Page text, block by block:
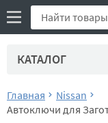
КАТАЛОГ
Главная
Nissan
Автоключи для